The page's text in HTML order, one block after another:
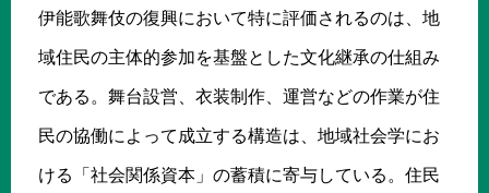
伊能歌舞伎の復興において特に評価されるのは、地
域住民の主体的参加を基盤とした文化継承の仕組み
である。舞台設営、衣装制作、運営などの作業が住
民の協働によって成立する構造は、地域社会学にお
ける「社会関係資本」の蓄積に寄与している。住民